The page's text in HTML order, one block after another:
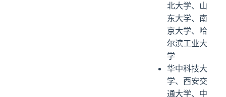
北大学、山
东大学、南
京大学、哈
尔滨工业大
学
华中科技大
学、西安交
通大学、中